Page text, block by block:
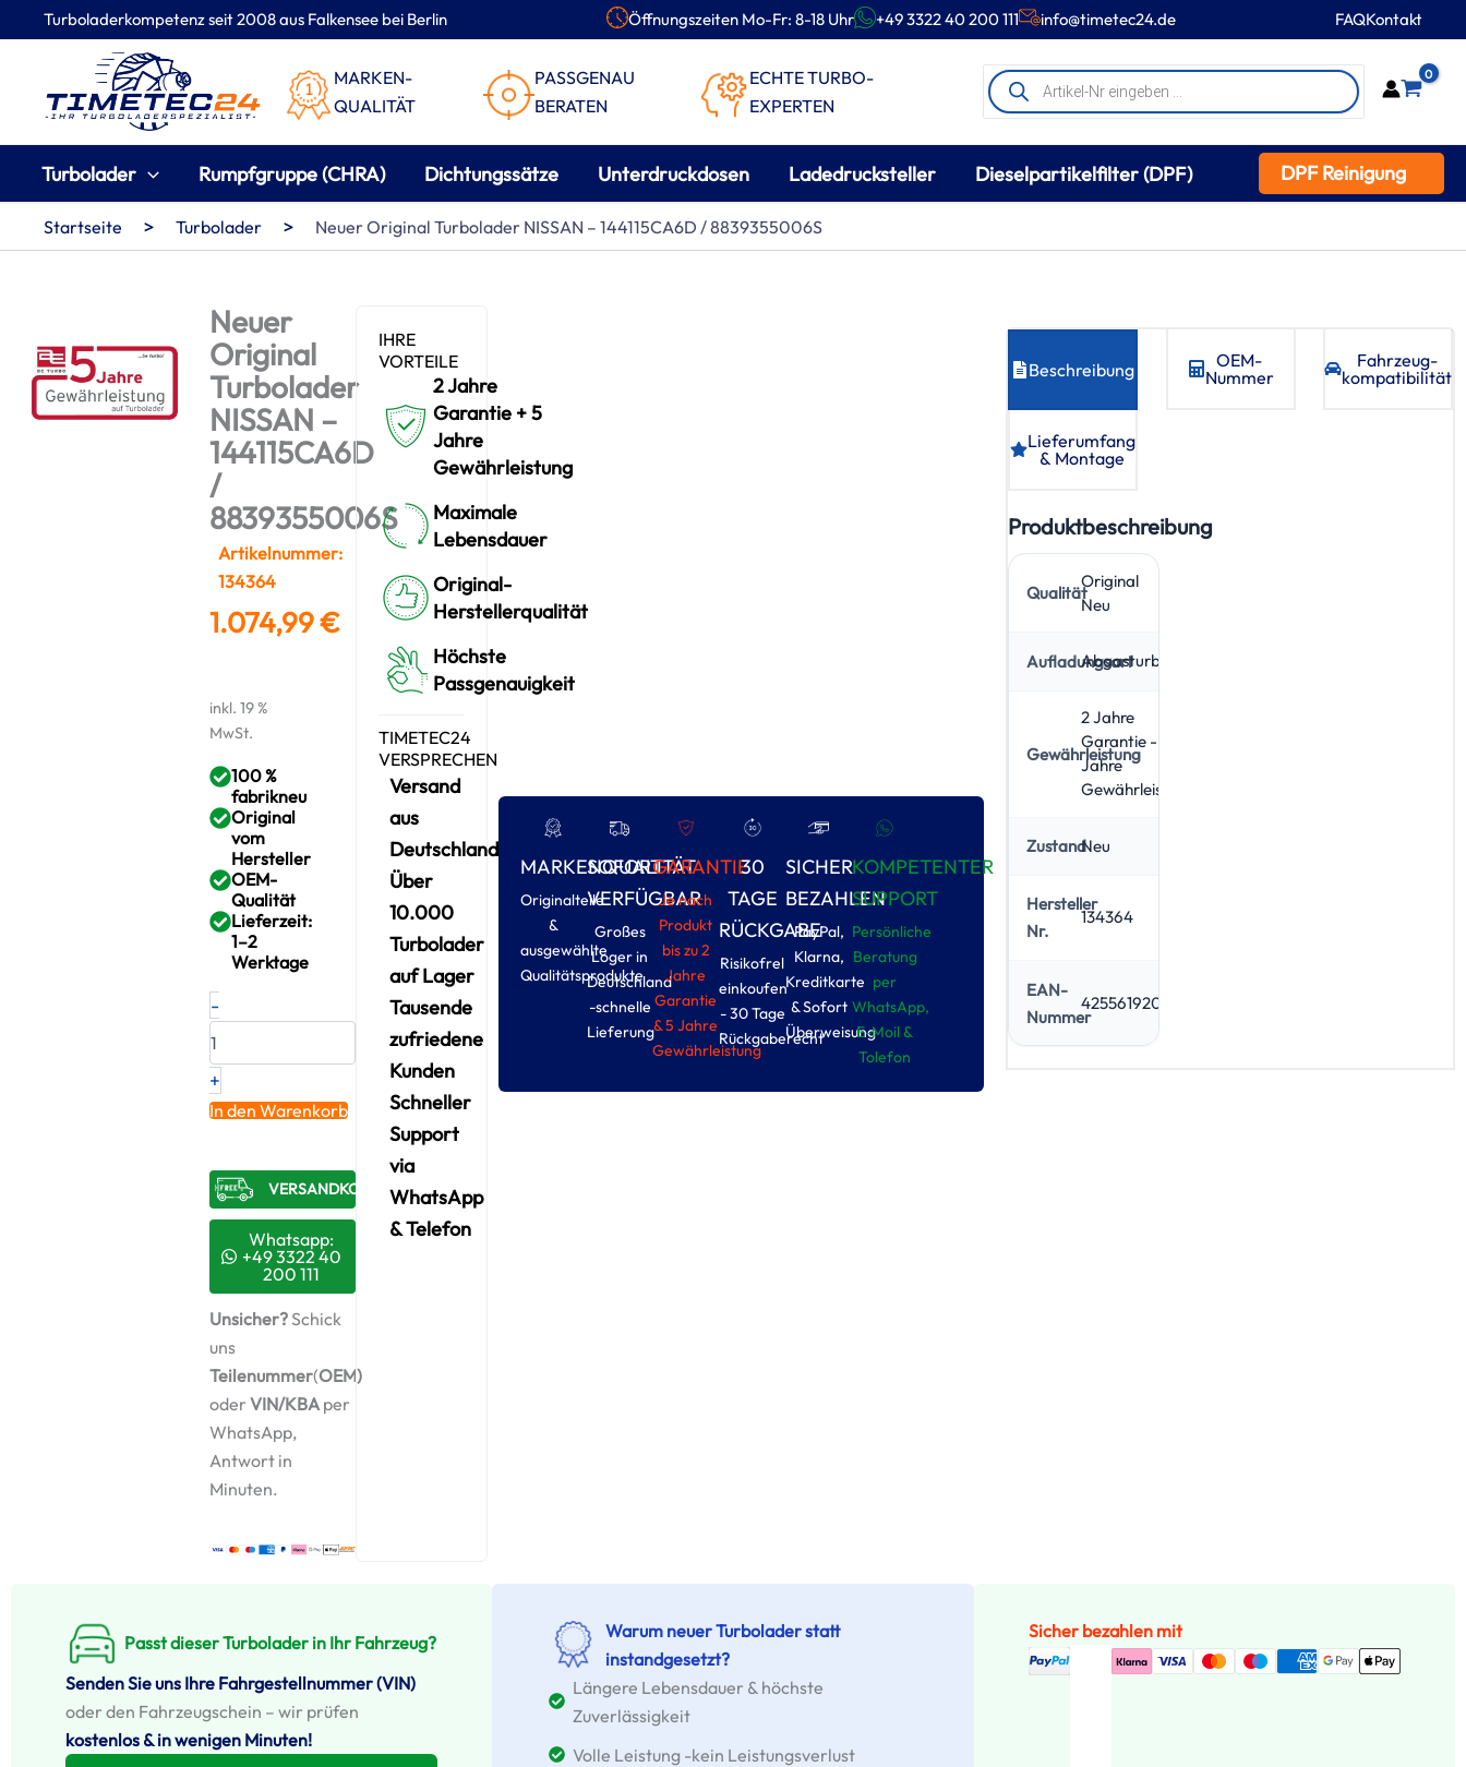
Turboladerkompetenz seit 2008 aus Falkensee bei Berlin Öffnungszeiten Mo-Fr: 8-18 Uhr +49 3322 40 200 111 info@timetec24.de FAQKontakt
MARKEN-
QUALITÄT
PASSGENAU
BERATEN
ECHTE TURBO-
EXPERTEN
Products
search
0
Turbolader Rumpfgruppe (CHRA) Dichtungssätze Unterdruckdosen Ladedrucksteller Dieselpartikelfilter (DPF) DPF Reinigung
Inhalt
Startseite > Turbolader > Neuer Original Turbolader NISSAN – 144115CA6D / 8839355006S
Neuer
Original
Turbolader
NISSAN –
144115CA6D
/
8839355006S
Artikelnummer:
134364
1.074,99€
inkl. 19 %
MwSt.
100 %
fabrikneu
Original
vom
Hersteller
OEM-
Qualität
Lieferzeit:
1–2
Werktage
-Neuer
Original
NISSAN
–
144115CA6D
/
Menge
+
In den Warenkorb
VERSANDKOSTENFREI​
Whatsapp:
+49 3322 40
200 111
Unsicher?Schick
uns
Teilenummer(OEM)
oderVIN/KBA per
WhatsApp,
Antwort in
Minuten.
IHRE
VORTEILE
2 Jahre
Garantie + 5
Jahre
Gewährleistung
Maximale
Lebensdauer
Original-
Herstellerqualität
Höchste
Passgenauigkeit
TIMETEC24
VERSPRECHEN
Versand
aus
Deutschland
Über
10.000
Turbolader
auf Lager
Tausende
zufriedene
Kunden
Schneller
Support
via
WhatsApp
& Telefon
MARKENQUALITÄT
Originalteile
&
ausgewählte
Qualitätsprodukte
SOFORT
VERFÜGBAR
Großes
Loger in
Deutschland
-schnelle
Lieferung
GARANTIE
Je nach
Produkt
bis zu 2
Jahre
Garantie
& 5 Jahre
Gewährleistung
30
TAGE
RÜCKGABE
Risikofrel
einkoufen
- 30 Tage
Rückgaberecht
SICHER
BEZAHLEN
PayPal,
Klarna,
Kreditkarte
& Sofort
Überweisung
KOMPETENTER
SUPPORT
Persönliche
Beratung
per
WhatsApp,
E-Moil &
Tolefon
Beschreibung
OEM-
Nummer
Fahrzeug­
kompatibilität
Lieferumfang
& Montage
Produktbeschreibung
Qualität
Original
Neu
AufladungsartAbgasturbolader
Gewährleistung
2 Jahre
Garantie - 5
Jahre
Gewährleistung
ZustandNeu
Hersteller
Nr.
134364
EAN-
Nummer
4255619200457
Passt dieser Turbolader in Ihr Fahrzeug?
Senden Sie uns Ihre Fahrgestellnummer (VIN)
oder den Fahrzeugschein – wir prüfen
kostenlos & in wenigen Minuten!
Warum neuer Turbolader statt
instandgesetzt?
Längere Lebensdauer & höchste
Zuverlässigkeit
Volle Leistung -kein Leistungsverlust
Sicher bezahlen mit